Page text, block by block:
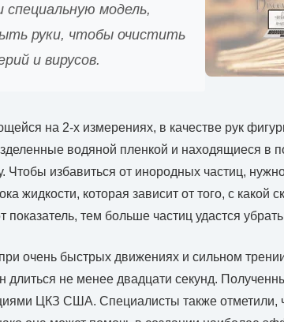
модель,
руки, чтобы очистить
и вирусов.
на 2-х измерениях, в качестве рук
водяной пленкой и находящиеся в
Чтобы избавиться от инородных частиц,
жидкости, которая зависит от того, с какой
тем больше частиц удастся
очень быстрых движениях и сильном
длиться не менее двадцати секунд.
ЦКЗ США. Специалисты также отметили,